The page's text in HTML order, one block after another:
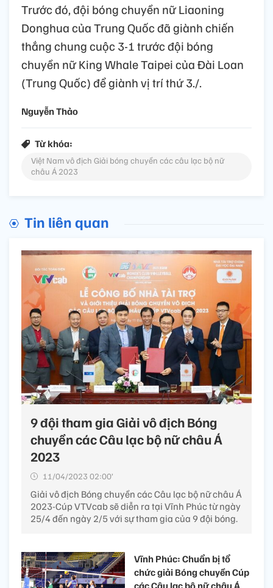
Trước đó, đội bóng chuyền nữ Liaoning
Donghua của Trung Quốc đã giành chiến
thắng chung cuộc 3-1 trước đội bóng
chuyền nữ King Whale Taipei của Đài Loan
(Trung Quốc) để giành vị trí thứ 3./.
Nguyễn Thảo
Từ khóa:
Việt Nam vô địch Giải bóng chuyền các câu lạc bộ nữ
châu Á 2023
Tin liên quan
9 đội tham gia Giải vô địch Bóng
chuyền các Câu lạc bộ nữ châu Á
2023
11/04/2023 02:00’
Giải vô địch Bóng chuyền các Câu lạc bộ nữ châu Á
2023-Cúp VTVcab sẽ diễn ra tại Vĩnh Phúc từ ngày
25/4 đến ngày 2/5 với sự tham gia của 9 đội bóng.
Vĩnh Phúc: Chuẩn bị tổ
chức giải Bóng chuyền Cúp